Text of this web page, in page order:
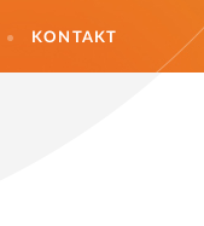
KONTAKT